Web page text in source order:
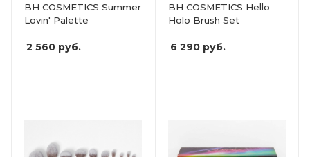
BH COSMETICS Summer
Lovin' Palette
2 560 руб.
BH COSMETICS Hello
Holo Brush Set
6 290руб.